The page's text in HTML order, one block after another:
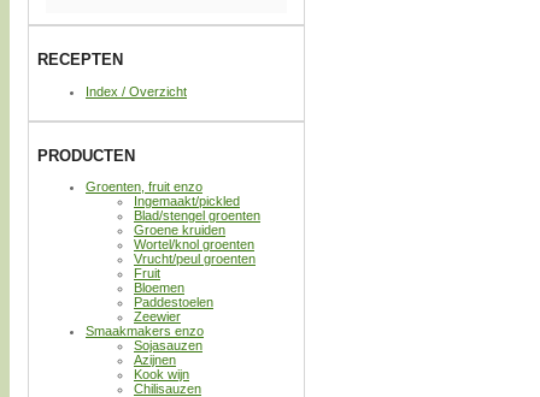
RECEPTEN
Index / Overzicht
PRODUCTEN
Groenten, fruit enzo
Ingemaakt/pickled
Blad/stengel groenten
Groene kruiden
Wortel/knol groenten
Vrucht/peul groenten
Fruit
Bloemen
Paddestoelen
Zeewier
Smaakmakers enzo
Sojasauzen
Azijnen
Kook wijn
Chilisauzen